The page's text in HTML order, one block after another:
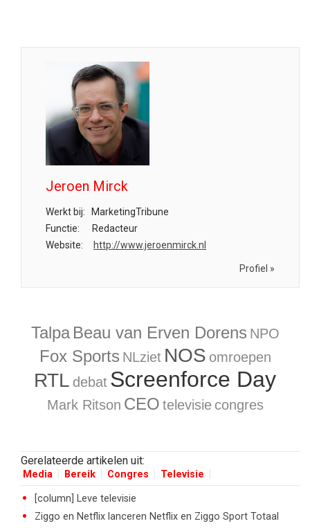
Jeroen Mirck
Werkt bij:
MarketingTribune
Functie:
Redacteur
Website:
http://www.jeroenmirck.nl
Profiel »
Talpa Beau van Erven Dorens NPO
Fox Sports NLziet NOS omroepen
RTL debat Screenforce Day
Mark Ritson CEO televisie congres
Gerelateerde artikelen uit:
Media Bereik Congres Televisie
[column] Leve televisie
Ziggo en Netflix lanceren Netflix en Ziggo Sport Totaal